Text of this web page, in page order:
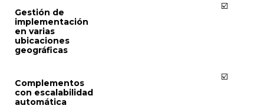
Gestión de
implementación
en varias
ubicaciones
geográficas
☑️
Complementos
con escalabilidad
automática
☑️